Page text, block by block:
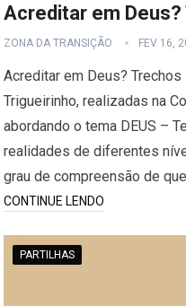
Acreditar em
ZONA DA TRANSIÇÃO FEV 16,
Acreditar em Deus?
Trigueirinho, realizadas na
abordando o tema DEUS –
realidades de diferentes
grau de compreensão de
CONTINUE LENDO
PARTILHAS